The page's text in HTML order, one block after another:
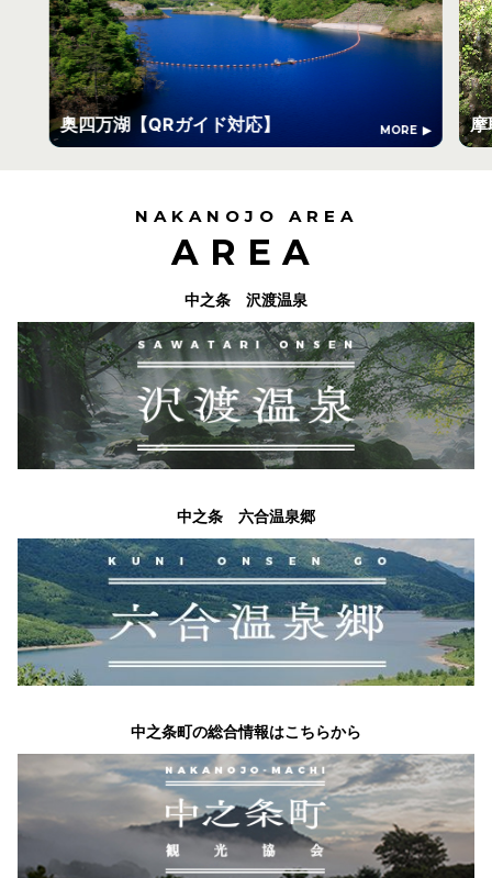
奥四万湖【QRガイド対応】 MORE 摩
NAKANOJO AREA
AREA
中之条 沢渡温泉
中之条 六合温泉郷
中之条町の総合情報はこちらから